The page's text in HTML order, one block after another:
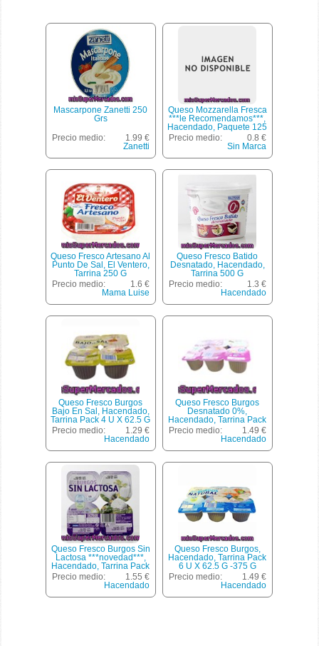
Mascarpone Zanetti 250
Grs
Precio medio:
1.99 €
Zanetti
Queso Mozzarella Fresca
***le Recomendamos***,
Hacendado, Paquete 125
G
Precio medio:
0.8 €
Sin Marca
Queso Fresco Artesano Al
Punto De Sal, El Ventero,
Tarrina 250 G
Precio medio:
1.6 €
Mama Luise
Queso Fresco Batido
Desnatado, Hacendado,
Tarrina 500 G
Precio medio:
1.3 €
Hacendado
Queso Fresco Burgos
Bajo En Sal, Hacendado,
Tarrina Pack 4 U X 62.5 G
- 250 G
Precio medio:
1.29 €
Hacendado
Queso Fresco Burgos
Desnatado 0%,
Hacendado, Tarrina Pack
6 U X 62.5 G -375 G
Precio medio:
1.49 €
Hacendado
Queso Fresco Burgos Sin
Lactosa ***novedad***,
Hacendado, Tarrina Pack
4 U X 62.5 G - 250 G
Precio medio:
1.55 €
Hacendado
Queso Fresco Burgos,
Hacendado, Tarrina Pack
6 U X 62.5 G -375 G
Precio medio:
1.49 €
Hacendado